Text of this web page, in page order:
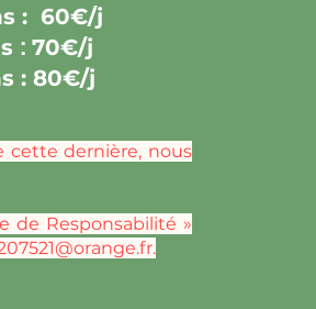
: 60€/j
: 70€/j
: 80€/j
cette dernière, nous
de Responsabilité »
.